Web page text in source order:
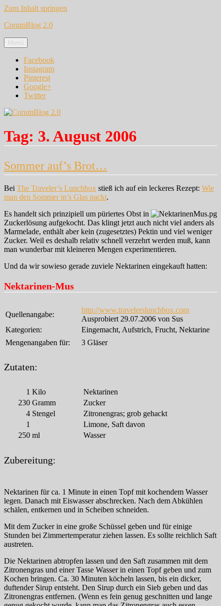
Zum Inhalt springen
CorumBlog 2.0
Menü
Facebook
Instagram
Pinterest
Google+
Twitter
Tag: 3. August 2006
Sommer auf’s Brot…
Bei The Traveler’s Lunchbox stieß ich auf ein leckeres Rezept: Wie
man den Sommer in’s Glas packt.
Es handelt sich prinzipiell um püriertes Obst in
Zuckerlösung aufgekocht. Das klingt jetzt auch nicht viel anders als
Marmelade, enthält aber kein (zugesetztes) Pektin und viel weniger
Zucker. Weil es deshalb relativ schnell verzehrt werden muß, kann
man wunderbar mit kleineren Mengen experimentieren.
Und da wir sowieso gerade zuviele Nektarinen eingekauft hatten:
Nektarinen-Mus
Quellenangabe:
http://www.travelerslunchbox.com
Ausprobiert 29.07.2006 von Sus
Kategorien:
Eingemacht, Aufstrich, Frucht, Nektarine
Mengenangaben für:
3 Gläser
Zutaten:
1 Kilo
Nektarinen
230 Gramm
Zucker
4 Stengel
Zitronengras; grob gehackt
1
Limone, Saft davon
250 ml Wasser
Zubereitung:
Nektarinen für ca. 1 Minute in einen Topf mit kochendem Wasser
legen. Danach mit Eiswasser abschrecken. Nach dem Abkühlen
schälen, entkernen und in Scheiben schneiden.
Mit dem Zucker in eine große Schüssel geben und für einige
Stunden bei Zimmertemperatur ziehen lassen. Es sollte reichlich Saft
austreten.
Die Nektarinen abtropfen lassen und den Saft zusammen mit dem
Zitronengras und einer Tasse Wasser in einen Topf geben und zum
Kochen bringen. Ca. 30 Minuten köcheln lassen, bis ein dicker,
duftender Sirup entsteht. Den Sirup durch ein Sieb geben und das
Zitronengras entfernen. (Wenn es fein genug geschnitten und lange